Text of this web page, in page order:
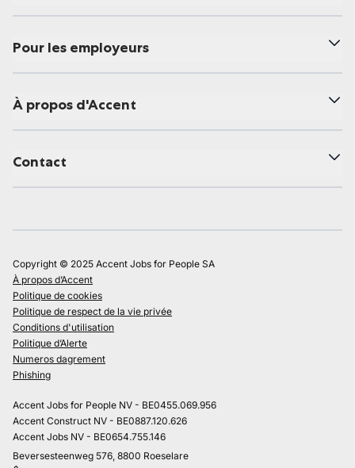
Pour les employeurs
À propos d'Accent
Contact
Copyright © 2025 Accent Jobs for People SA
À propos d’Accent
Politique de cookies
Politique de respect de la vie privée
Conditions d'utilisation
Politique d’Alerte
Numeros dagrement
Phishing
Accent Jobs for People NV - BE0455.069.956
Accent Construct NV - BE0887.120.626
Accent Jobs NV - BE0654.755.146
Beversesteenweg 576, 8800 Roeselare